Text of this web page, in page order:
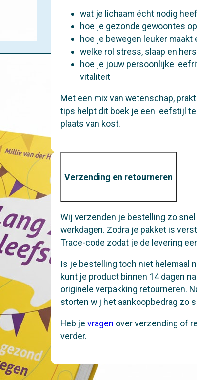
wat je lichaam écht nodig
hoe je gezonde gewoontes
hoe je bewegen leuker maakt
welke rol stress, slaap en
hoe je jouw persoonlijke
vitaliteit
Met een mix van wetenschap,
tips helpt dit boek je een leefstijl
plaats van kost.
Verzending en retourneren
Wij verzenden je bestelling zo
werkdagen. Zodra je pakket is
Trace-code zodat je de levering
Is je bestelling toch niet helemaal
kunt je product binnen 14 dagen
originele verpakking retourneren.
storten wij het aankoopbedrag zo
Heb je vragen over verzending of
verder.